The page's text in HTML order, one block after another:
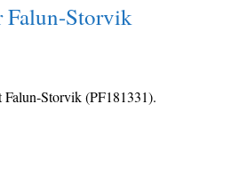
Falun-Storvik
Storvik (PF181331).